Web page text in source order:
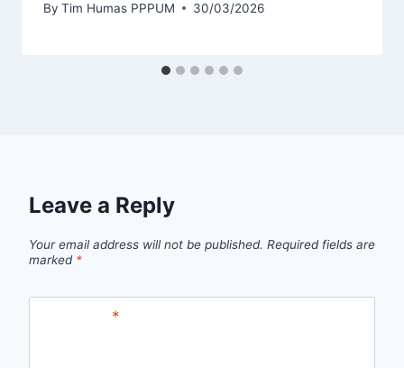
By Tim Humas PPPUM 30/03/2026
Leave a Reply
Your email address will not be published. Required fields are
marked *
*